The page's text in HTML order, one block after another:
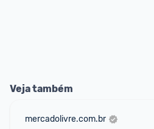
Veja também
mercadolivre.com.br